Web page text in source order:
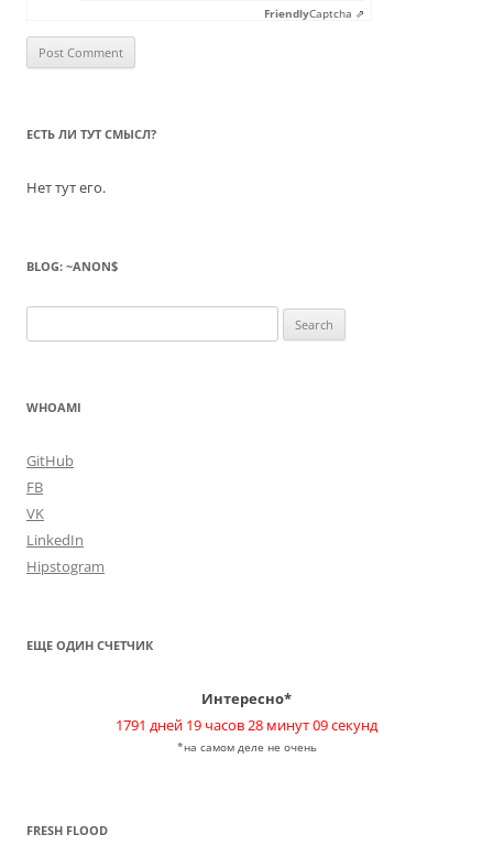
FriendlyCaptcha ⇗
ЕСТЬ ЛИ ТУТ СМЫСЛ?
Нет тут его.
BLOG: ~ANON$
for:
WHOAMI
GitHub
FB
VK
LinkedIn
Hipstogram
ЕЩЕ ОДИН СЧЕТЧИК
Интересно*
1791 дней 19 часов 28 минут 09 секунд
*на самом деле не очень
FRESH FLOOD